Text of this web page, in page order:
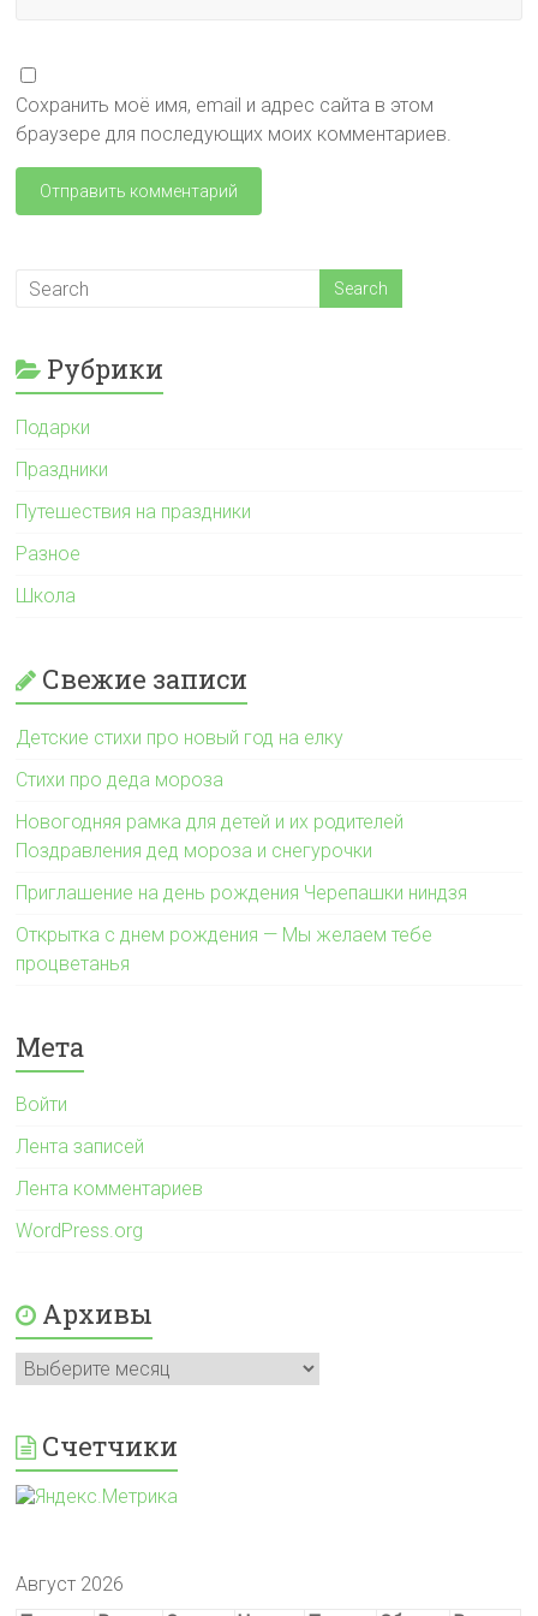
Сохранить моё имя, email и адрес сайта в этом
браузере для последующих моих комментариев.
Рубрики
Подарки
Праздники
Путешествия на праздники
Разное
Школа
Свежие записи
Детские стихи про новый год на елку
Стихи про деда мороза
Новогодняя рамка для детей и их родителей
Поздравления дед мороза и снегурочки
Приглашение на день рождения Черепашки ниндзя
Открытка с днем рождения — Мы желаем тебе
процветанья
Мета
Войти
Лента записей
Лента комментариев
WordPress.org
Архивы
Архивы
Счетчики
Август 2026